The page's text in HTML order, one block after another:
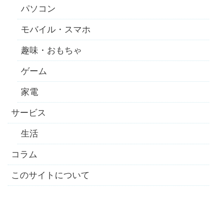
パソコン
モバイル・スマホ
趣味・おもちゃ
ゲーム
家電
サービス
生活
コラム
このサイトについて